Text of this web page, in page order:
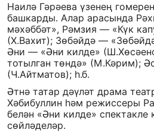
Наилә Гәрәева үзенең
башкарды. Алар арасында
мәхәббәт», Рәмзия — «Күк
(Х.Вахит); Зөбәйдә —
Әни — «Әни килде»
тотылган төндә» (М.Кәрим);
(Ч.Айтматов); һ.б.
Әтнә татар дәүләт драма
Хәбибуллин һәм режиссеры
белән «Әни килде» спектакле
сөйләделәр.